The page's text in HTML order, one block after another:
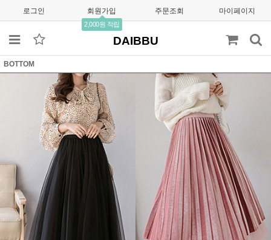
로그인 회원가입
2,000원 적립
주문조회 마이페이지
DAIBBU
BOTTOM